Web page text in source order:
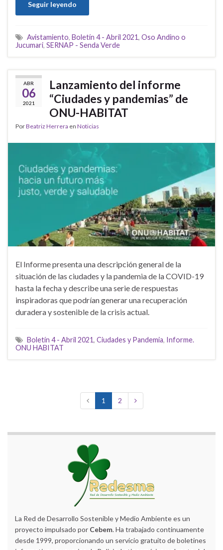
Seguir leyendo
Avistamiento, Boletín 4 - Abril 2021, Oso Andino o
Jucumari, SERNAP - Senda Verde
ABR
06
2021
Lanzamiento del informe
“Ciudades y pandemias” de
ONU-HABITAT
PorBeatriz Herrera en Noticias
El Informe presenta una descripción general de la
situación de las ciudades y la pandemia de la COVID-19
hasta la fecha y describe una serie de respuestas
inspiradoras que podrían generar una recuperación
duradera y sostenible de la crisis actual.
Boletín 4 - Abril 2021, Ciudades y Pandemia, Informe.
ONU HABITAT
1 2
La Red de Desarrollo Sostenible y Medio Ambiente es un
proyecto impulsado por Cebem. Ha trabajado continuamente
desde 1999, proporcionando un servicio gratuito de boletines